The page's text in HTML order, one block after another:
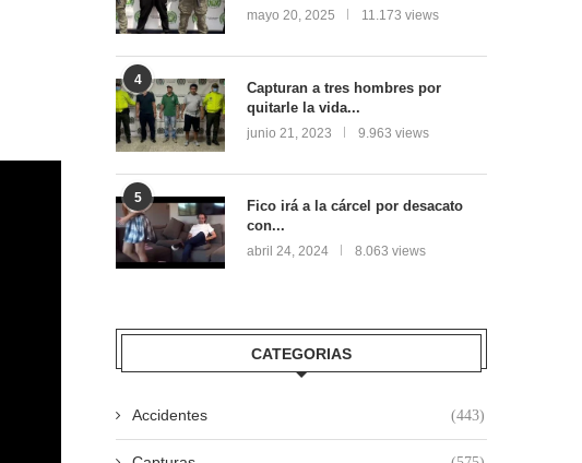
mayo 20, 2025 11.173 views
4
Capturan a tres hombres por
quitarle la vida...
junio 21, 2023 9.963 views
5
Fico irá a la cárcel por desacato
con...
abril 24, 2024 8.063 views
CATEGORIAS
Accidentes (443)